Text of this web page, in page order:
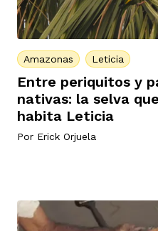
Amazonas Leticia
Entre periquitos y
nativas: la selva
habita Leticia
Por Erick Orjuela